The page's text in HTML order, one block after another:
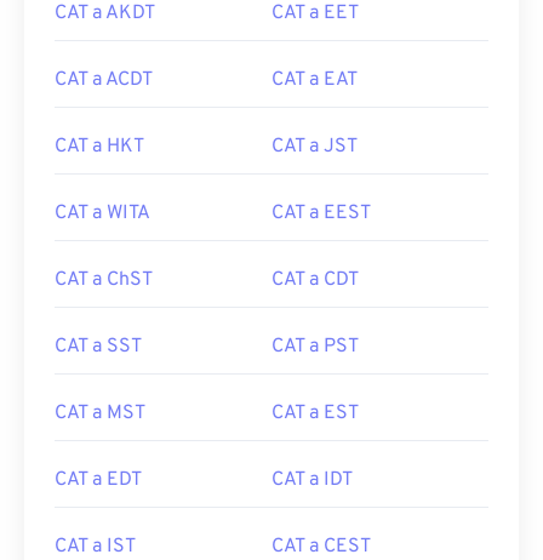
CAT a AKDT CAT a EET
CAT a ACDT CAT a EAT
CAT a HKT CAT a JST
CAT a WITA CAT a EEST
CAT a ChST CAT a CDT
CAT a SST CAT a PST
CAT a MST CAT a EST
CAT a EDT CAT a IDT
CAT a IST CAT a CEST